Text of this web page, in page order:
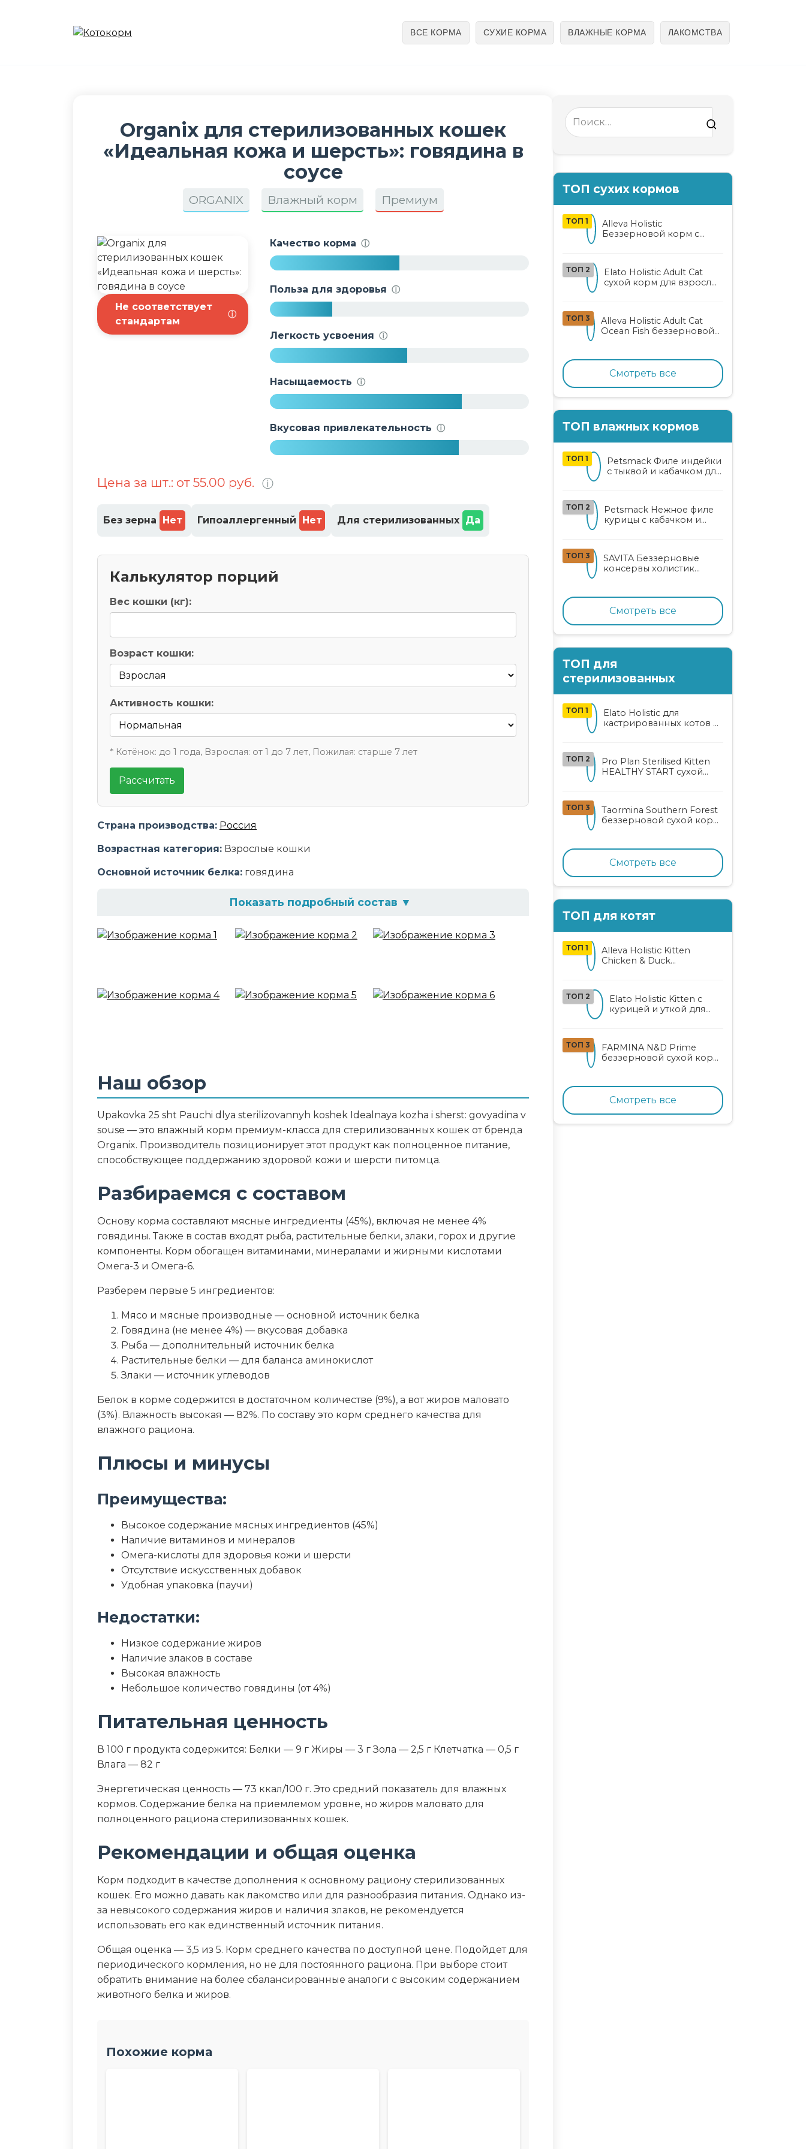
ВСЕ КОРМА СУХИЕ КОРМА ВЛАЖНЫЕ КОРМА ЛАКОМСТВА
Organix для стерилизованных кошек
«Идеальная кожа и шерсть»: говядина в
соусе
ORGANIX Влажный корм Премиум
Не соответствует
стандартам
ⓘ
Качество корма ⓘ
Польза для здоровья ⓘ
Легкость усвоения ⓘ
Насыщаемость ⓘ
Вкусовая привлекательность ⓘ
Цена за шт.: от 55.00 руб. ⓘ
Без зерна Нет Гипоаллергенный Нет Для стерилизованных Да
Калькулятор порций
Вес кошки (кг):
Возраст кошки:
Активность кошки:
* Котёнок: до 1 года, Взрослая: от 1 до 7 лет, Пожилая: старше 7 лет
Рассчитать
Страна производства: Россия
Возрастная категория: Взрослые кошки
Основной источник белка: говядина
Показать подробный состав ▼
Состав корма
мг
Дополнительные ингредиенты
Омега-3 и Омега-6 жирные кислоты, витамины и минеральные вещества
Пищевая ценность
Белок (%)
Жир (%) 3
Клетчатка (%) 0.5
Зола (%)
Влага (%)
Калорийность (ккал/100г)
Наш обзор
Upakоvka 25 sht Pauchi dlya sterilizovannyh koshek Idealnaya kozha i sherst: govyadina v
souse — это влажный корм премиум-класса для стерилизованных кошек от бренда
Organix. Производитель позиционирует этот продукт как полноценное питание,
способствующее поддержанию здоровой кожи и шерсти питомца.
Разбираемся с составом
Основу корма составляют мясные ингредиенты (45%), включая не менее 4%
говядины. Также в состав входят рыба, растительные белки, злаки, горох и другие
компоненты. Корм обогащен витаминами, минералами и жирными кислотами
Омега-3 и Омега-6.
Разберем первые 5 ингредиентов:
Мясо и мясные производные — основной источник белка
Говядина (не менее 4%) — вкусовая добавка
Рыба — дополнительный источник белка
Растительные белки — для баланса аминокислот
Злаки — источник углеводов
Белок в корме содержится в достаточном количестве (9%), а вот жиров маловато
(3%). Влажность высокая — 82%. По составу это корм среднего качества для
влажного рациона.
Плюсы и минусы
Преимущества:
Высокое содержание мясных ингредиентов (45%)
Наличие витаминов и минералов
Омега-кислоты для здоровья кожи и шерсти
Отсутствие искусственных добавок
Удобная упаковка (паучи)
Недостатки:
Низкое содержание жиров
Наличие злаков в составе
Высокая влажность
Небольшое количество говядины (от 4%)
Питательная ценность
В 100 г продукта содержится: Белки — 9 г Жиры — 3 г Зола — 2,5 г Клетчатка — 0,5 г
Влага — 82 г
Энергетическая ценность — 73 ккал/100 г. Это средний показатель для влажных
кормов. Содержание белка на приемлемом уровне, но жиров маловато для
полноценного рациона стерилизованных кошек.
Рекомендации и общая оценка
Корм подходит в качестве дополнения к основному рациону стерилизованных
кошек. Его можно давать как лакомство или для разнообразия питания. Однако из-
за невысокого содержания жиров и наличия злаков, не рекомендуется
использовать его как единственный источник питания.
Общая оценка — 3,5 из 5. Корм среднего качества по доступной цене. Подойдет для
периодического кормления, но не для постоянного рациона. При выборе стоит
обратить внимание на более сбалансированные аналоги с высоким содержанием
животного белка и жиров.
Похожие корма
Search
for:
ТОП сухих кормов
ТОП 1
Alleva Holistic
Беззерновой корм с
ТОП 2
Elato Holistic Adult Cat
сухой корм для взрослых
ТОП 3
Alleva Holistic Adult Cat
Ocean Fish беззерновой
рыбой, коноплей и алоэ
вера
Смотреть все
ТОП влажных кормов
ТОП 1
Petsmack Филе индейки
с тыквой и кабачком для
ТОП 2
Petsmack Нежное филе
курицы с кабачком и
ТОП 3
SAVITA Беззерновые
консервы холистик
Смотреть все
ТОП для
стерилизованных
ТОП 1
Elato Holistic для
кастрированных котов и
ТОП 2
Pro Plan Sterilised Kitten
HEALTHY START сухой
лососем
ТОП 3
Taormina Southern Forest
беззерновой сухой корм
ягодами и овощами
Смотреть все
ТОП для котят
ТОП 1
Alleva Holistic Kitten
Chicken & Duck
ТОП 2
Elato Holistic Kitten с
курицей и уткой для
ТОП 3
FARMINA N&D Prime
беззерновой сухой корм
курицей и гранатом
Смотреть все